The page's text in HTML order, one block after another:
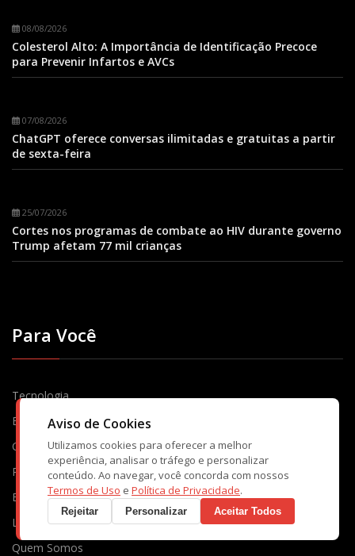
08/08/2026
Colesterol Alto: A Importância de Identificação Precoce
para Prevenir Infartos e AVCs
07/08/2026
ChatGPT oferece conversas ilimitadas e gratuitas a partir
de sexta-feira
25/07/2026
Cortes nos programas de combate ao HIV durante governo
Trump afetam 77 mil crianças
Para Você
Tecnologia
Economia
Cotidiano
Política
Esportes
Lifestyle
Quem Somos
Aviso de Cookies
Utilizamos cookies para oferecer a melhor
experiência, analisar o tráfego e personalizar
conteúdo. Ao navegar, você concorda com nossos
Termos de Uso e Política de Privacidade.
Rejeitar Personalizar Aceitar Todos